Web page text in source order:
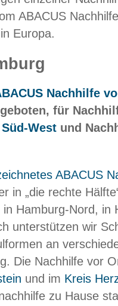
ABACUS
Europa.
Nachhilfe
für
West und
ABACUS
in „die rechte
Hamburg-Nord, in
unterstützen wir
an
Die Nachhilfe vor
und im Kreis
zu Hause